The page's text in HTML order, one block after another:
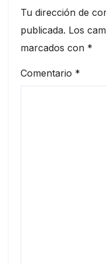
Tu dirección de
publicada. Los
marcados con *
Comentario *